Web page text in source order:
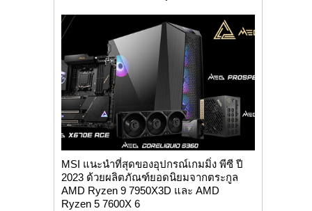
MSI แนะนำที่สุดของอุปกรณ์เกมมิ่ง พีซี ปี
2023 ด้วยผลิตภัณฑ์ยอดนิยมจากตระกูล
AMD Ryzen 9 7950X3D และ AMD
Ryzen 5 7600X 6